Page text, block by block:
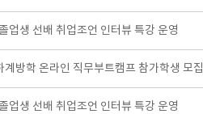
업생 선배 취업조언 인터뷰 특강 운영
방학 온라인 직무부트캠프 참가학생 모집
업생 선배 취업조언 인터뷰 특강 운영